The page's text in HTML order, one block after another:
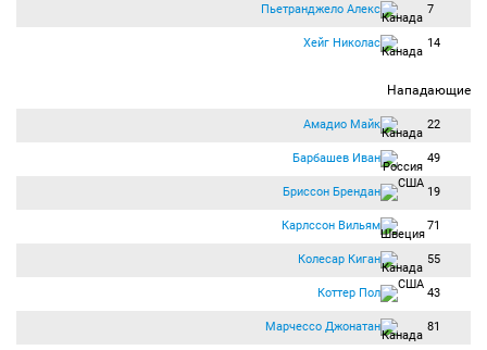
Пьетранджело Алекс 7
Хейг Николас 14
Нападающие
Амадио Майк 22
Барбашев Иван 49
Бриссон Брендан 19
Карлссон Вильям 71
Колесар Киган 55
Коттер Пол 43
Марчессо Джонатан 81